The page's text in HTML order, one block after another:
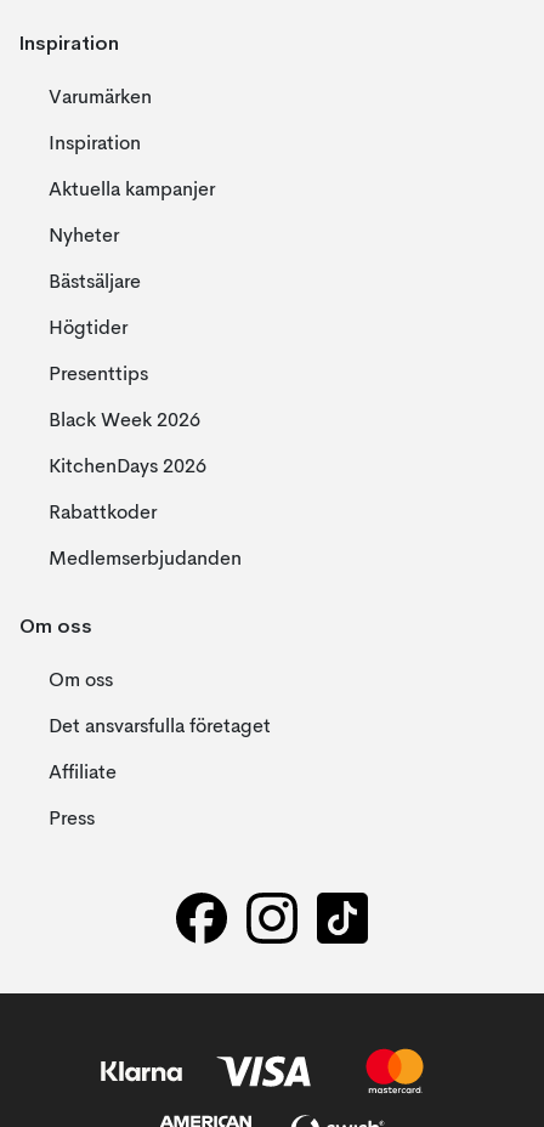
Inspiration
Varumärken
Inspiration
Aktuella kampanjer
Nyheter
Bästsäljare
Högtider
Presenttips
Black Week 2026
KitchenDays 2026
Rabattkoder
Medlemserbjudanden
Om oss
Om oss
Det ansvarsfulla företaget
Affiliate
Press